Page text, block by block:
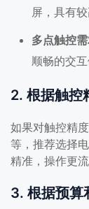
屏，具有较
多点触控需
顺畅的交互
2. 根据触控
如果对触控精
等，推荐选择
精准，操作更流
3. 根据预算